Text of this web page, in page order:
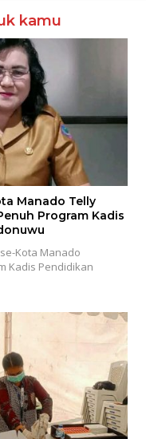
kamu
Manado Telly
Program Kadis
se-Kota Manado
Kadis Pendidikan